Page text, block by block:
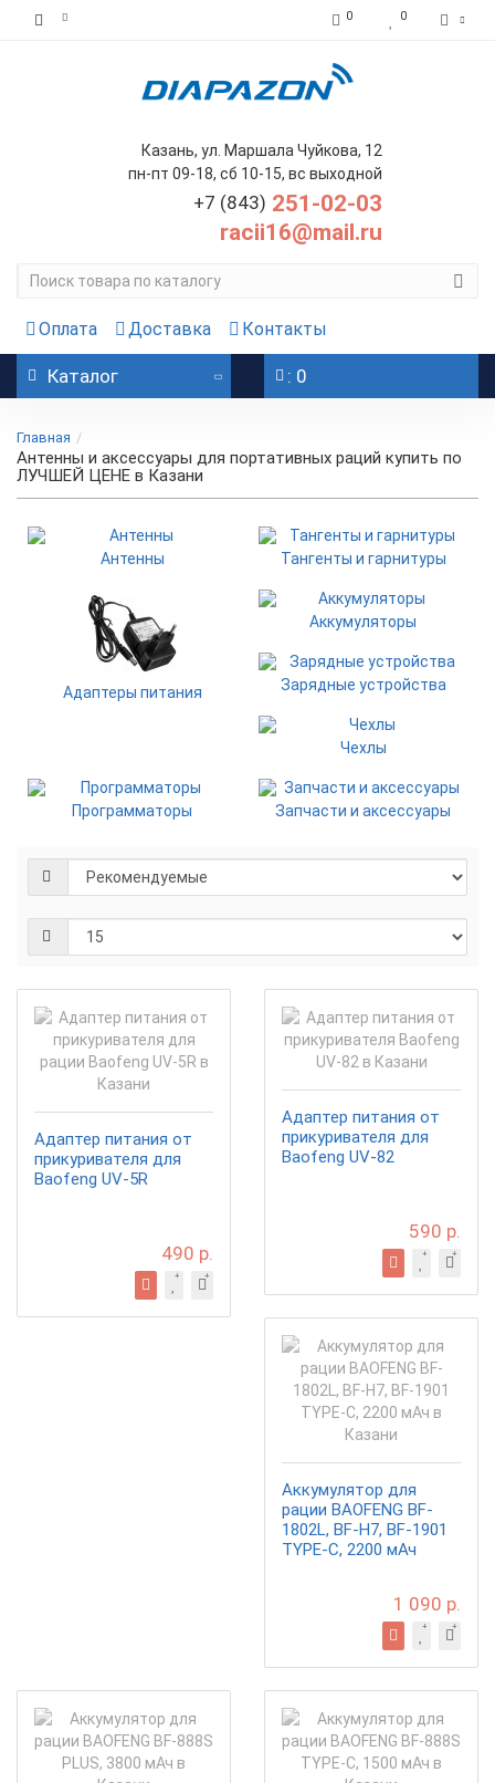
0 0
Казань, ул. Маршала Чуйкова, 12
пн-пт 09-18, сб 10-15, вс выходной
+7 (843) 251-02-03
racii16@mail.ru
Оплата Доставка Контакты
Каталог : 0
Главная
Антенны и аксессуары для портативных раций купить по
ЛУЧШЕЙ ЦЕНЕ в Казани
Антенны Тангенты и гарнитуры
Адаптеры питания
Аккумуляторы
Зарядные устройства
Чехлы
Программаторы Запчасти и аксессуары
Адаптер питания от
прикуривателя для
Baofeng UV-5R
490 р.
Адаптер питания от
прикуривателя для
Baofeng UV-82
590 р.
Аккумулятор для
рации BAOFENG BF-
1802L, BF-H7, BF-1901
TYPE-C, 2200 мАч
1 090 р.